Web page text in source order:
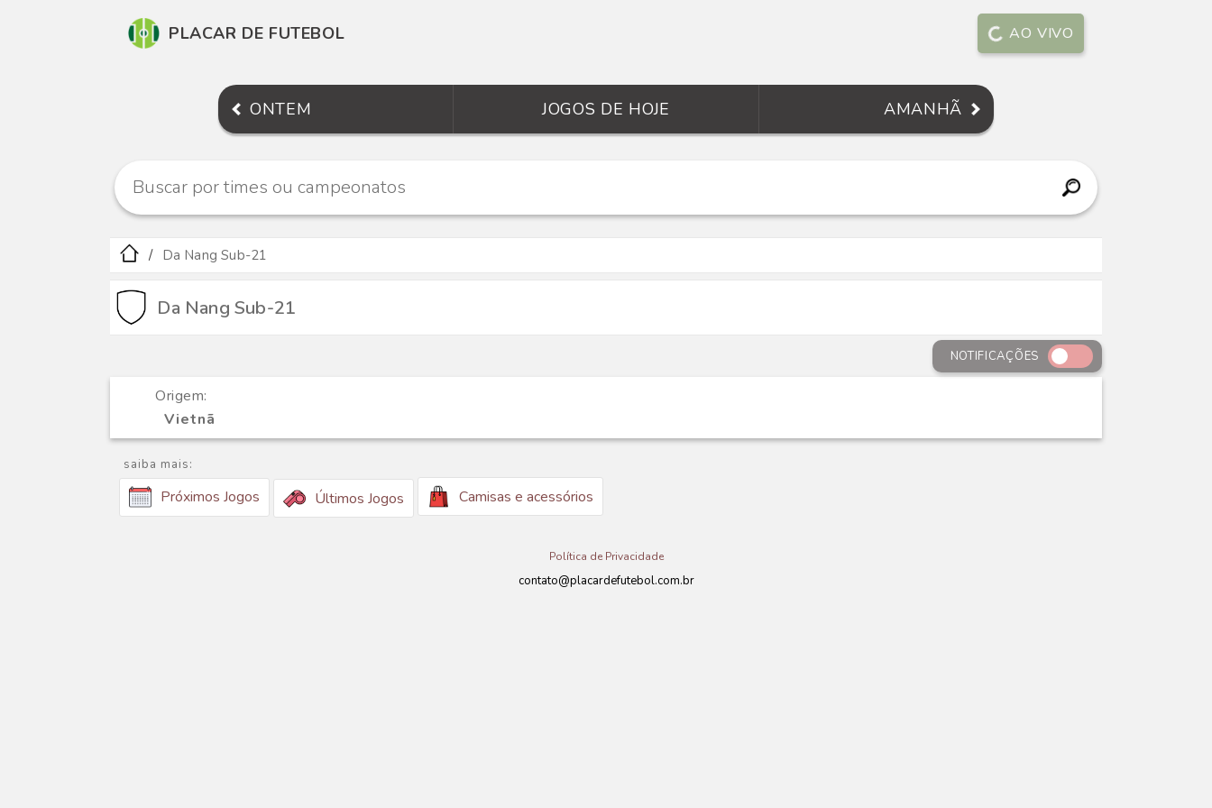
PLACAR DE FUTEBOL AO VIVO
ONTEM JOGOS DE HOJE AMANHÃ
Da Nang Sub-21
Da Nang Sub-21
NOTIFICAÇÕES
Origem:
Vietnã
saiba mais:
Próximos Jogos Últimos Jogos Camisas e acessórios
Política de Privacidade
contato@placardefutebol.com.br